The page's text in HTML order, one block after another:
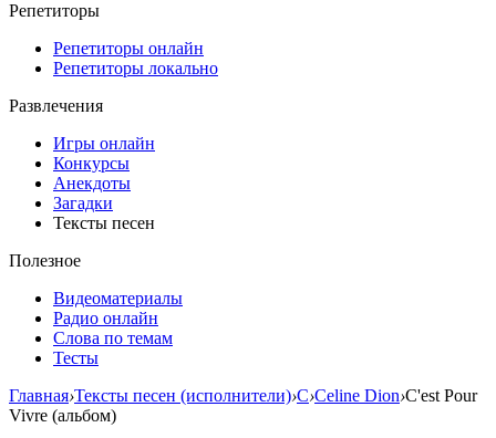
Репетиторы
Репетиторы онлайн
Репетиторы локально
Развлечения
Игры онлайн
Конкурсы
Анекдоты
Загадки
Тексты песен
Полезное
Видеоматериалы
Радио онлайн
Слова по темам
Тесты
Главная›Тексты песен (исполнители)›C›Celine Dion›C'est Pour
Vivre (альбом)